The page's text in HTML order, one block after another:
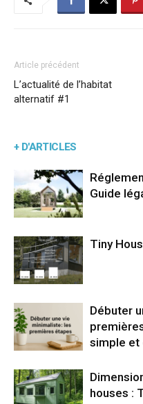
Article précédent
L’actualité de l’habitat
alternatif #1
+ D'ARTICLES
Guide
Tiny
Débuter
simple et
houses :